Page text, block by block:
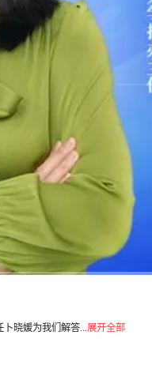
晓媛为我们解答... 展开全部